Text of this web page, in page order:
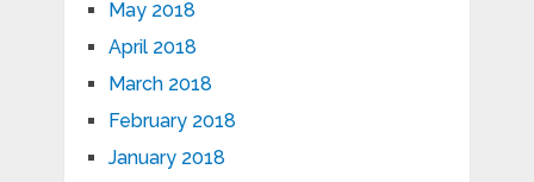
May 2018
April 2018
March 2018
February 2018
January 2018